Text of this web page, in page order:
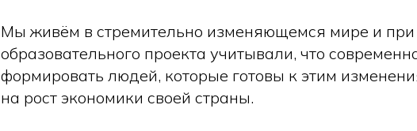
Мы живём в стремительно изменяющемся мире и при
образовательного проекта учитывали, что
формировать людей, которые готовы к этим
на рост экономики своей страны.